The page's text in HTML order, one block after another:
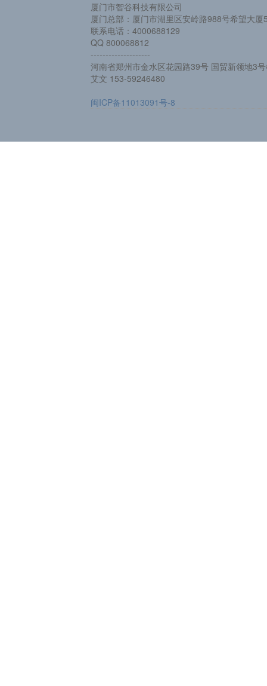
厦门市智谷科技有限公司
厦门总部：厦门市湖里区安岭路988号希望大厦
联系电话：4000688129
QQ 800068812
--------------------
河南省郑州市金水区花园路39号 国贸新领地3
艾文 153-59246480
闽ICP备11013091号-8